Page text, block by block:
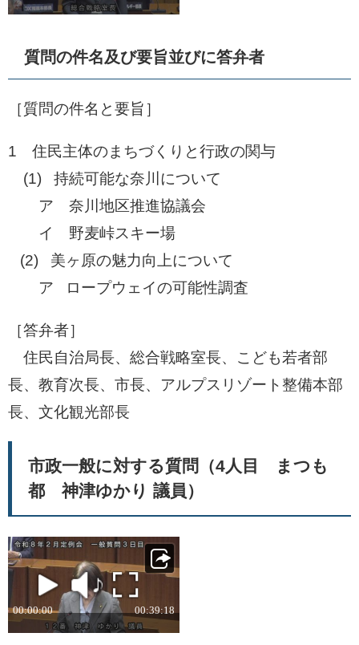
質問の件名及び要旨並びに答弁者
［質問の件名と要旨］​
1 住民主体のまちづくりと行政の関与
(1) 持続可能な奈川について
ア 奈川地区推進協議会
イ 野麦峠スキー場
​ (2) 美ヶ原の魅力向上について
ア ロープウェイの可能性調査
［答弁者］
住民自治局長、総合戦略室長、こども若者部
長、教育次長、市長、アルプスリゾート整備本部
長、文化観光部長
市政一般に対する質問（4人目 まつも
都 神津ゆかり 議員）